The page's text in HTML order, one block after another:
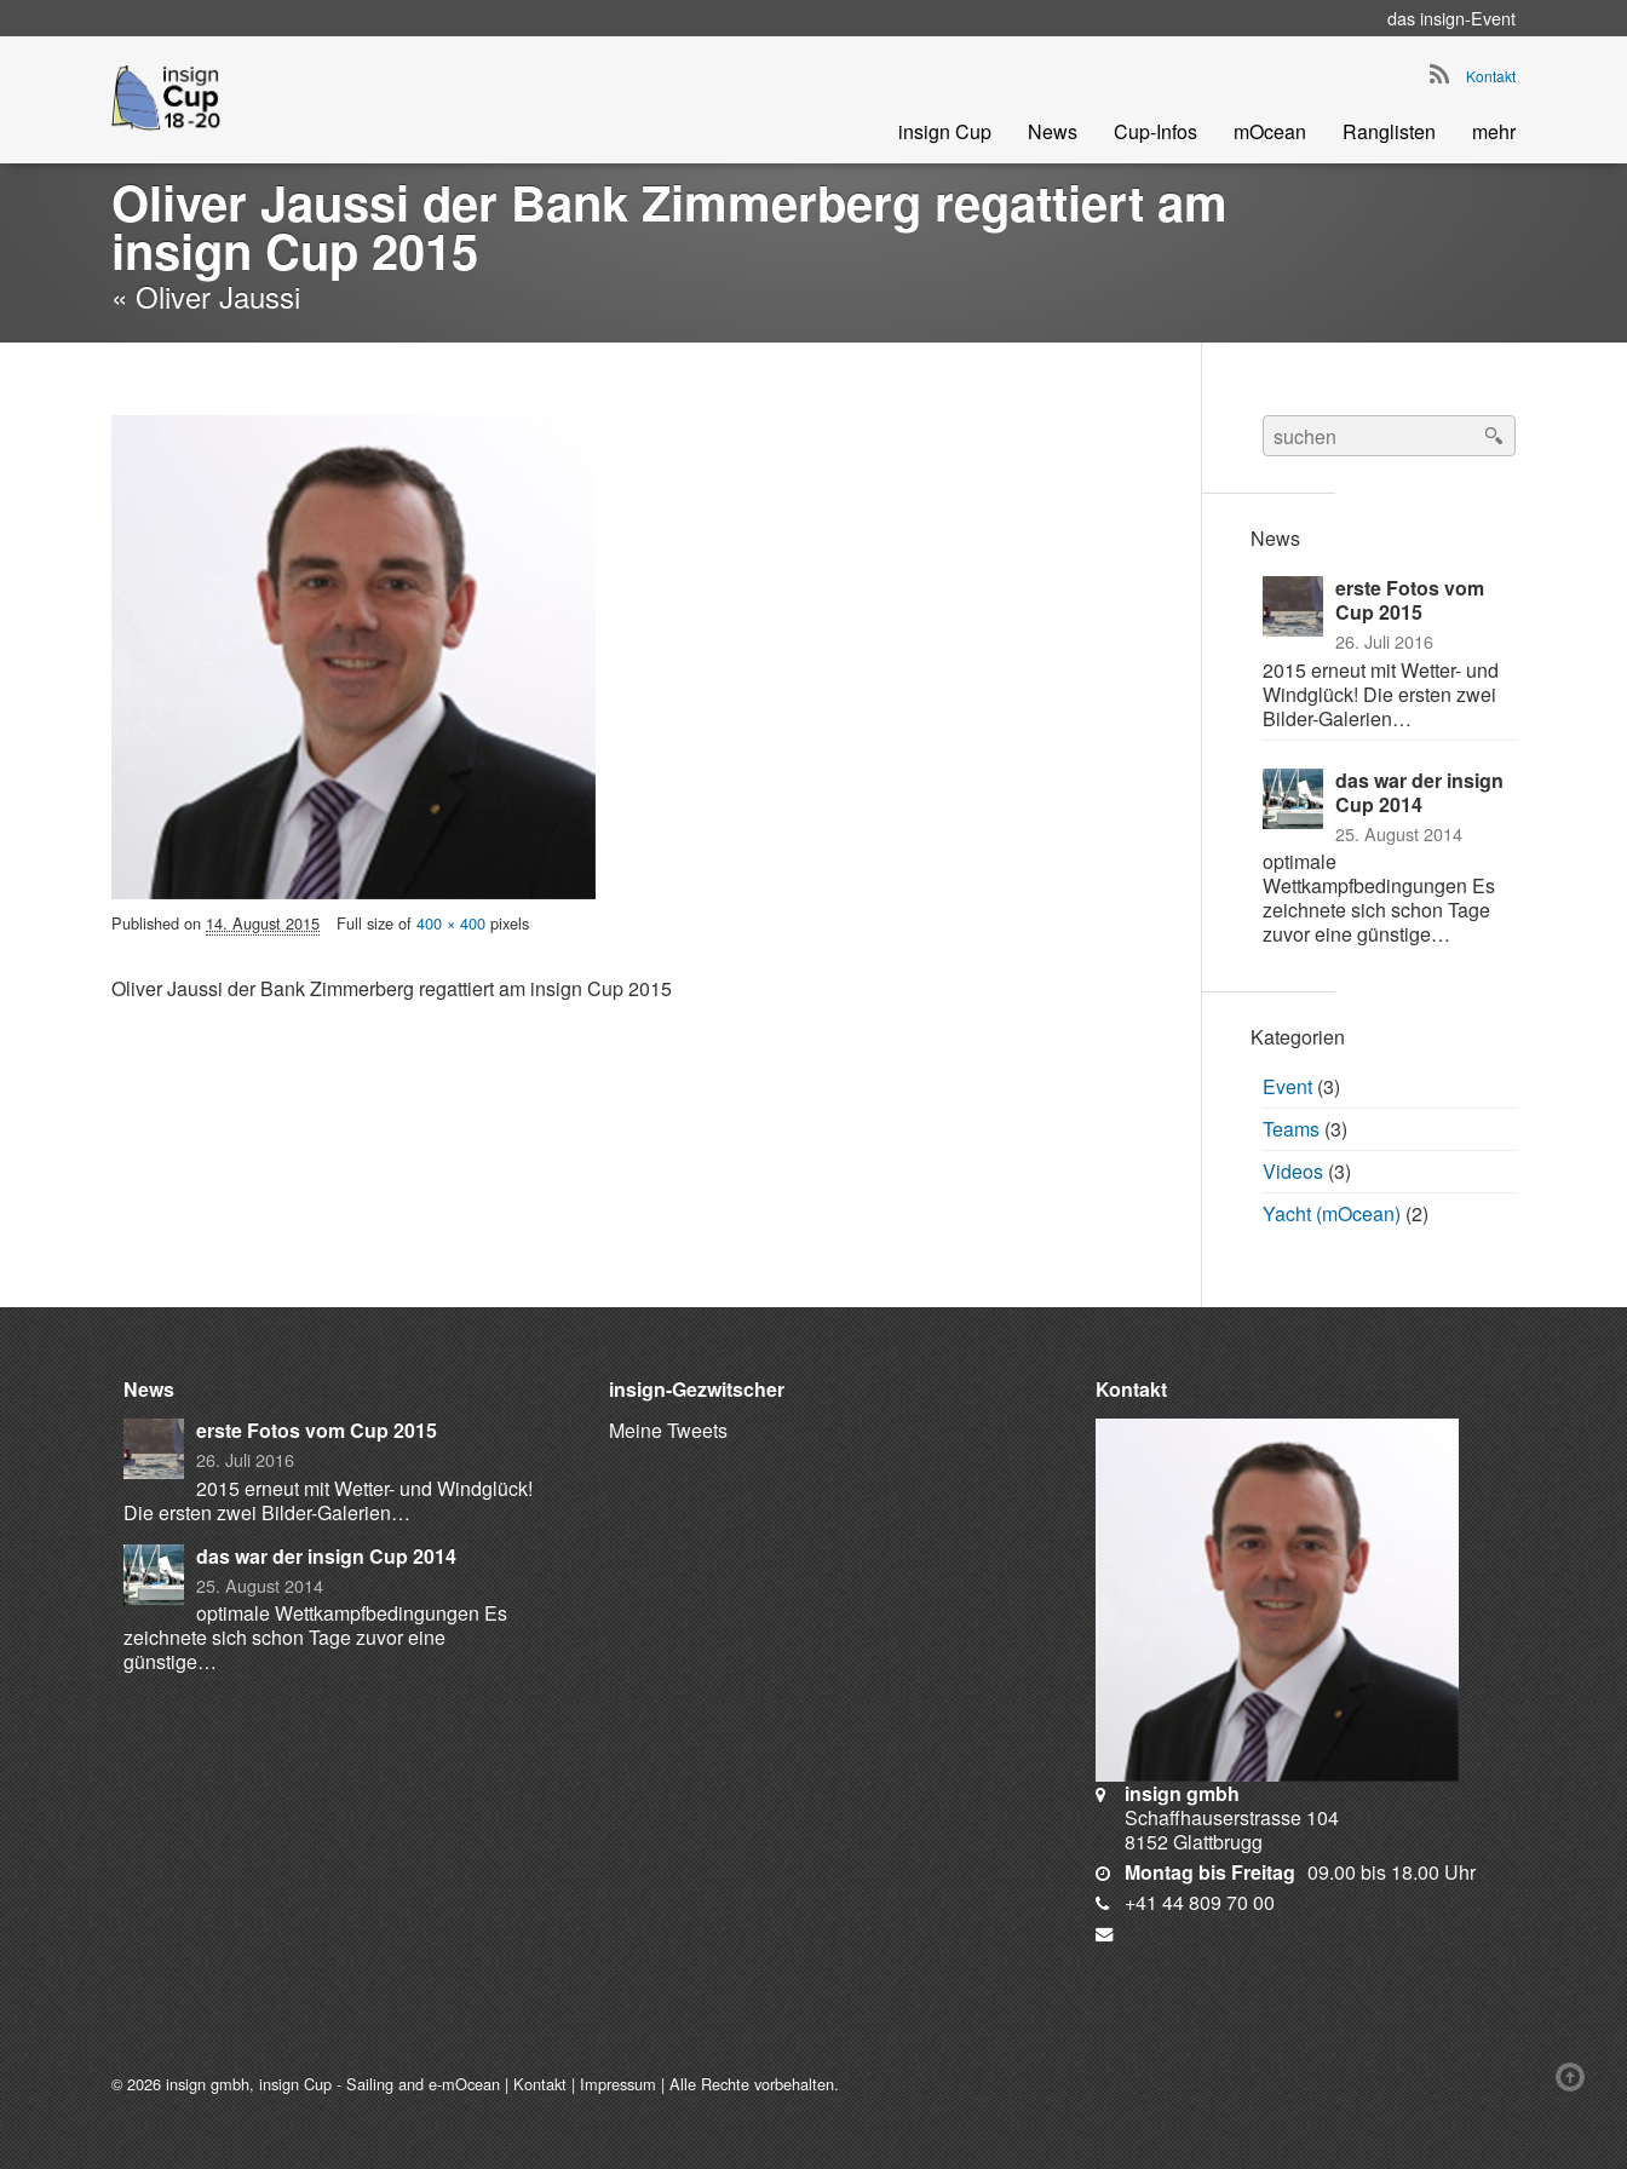
main
navigation
dasinsign-Event
insign Cup
Kontakt
Skip
insign Cup News Cup-Infos mOcean Ranglisten mehr
Oliver Jaussi der Bank Zimmerberg regattiert am
insign Cup 2015
« Oliver Jaussi
Published on 14. August 2015 Full size of 400 × 400 pixels
Oliver Jaussi der Bank Zimmerberg regattiert am insign Cup 2015
Search
for:
News
erste Fotos vom
Cup 2015
26. Juli 2016
2015 erneut mit Wetter- und
Windglück! Die ersten zwei
Bilder-Galerien…
das war der insign
Cup 2014
25. August 2014
optimale
Wettkampfbedingungen Es
zeichnete sich schon Tage
zuvor eine günstige…
Kategorien
Event (3)
Teams (3)
Videos (3)
Yacht (mOcean) (2)
News
erste Fotos vom Cup 2015
26. Juli 2016
2015 erneut mit Wetter- und Windglück!
Die ersten zwei Bilder-Galerien…
das war der insign Cup 2014
25. August 2014
optimale Wettkampfbedingungen Es
zeichnete sich schon Tage zuvor eine
günstige…
insign-Gezwitscher
Meine Tweets
Kontakt
insign gmbh
Schaffhauserstrasse 104
8152 Glattbrugg
Montag bis Freitag 09.00 bis 18.00 Uhr
+41 44 809 70 00
© 2026 insign gmbh, insign Cup - Sailing and e-mOcean |Kontakt | Impressum | Alle Rechte vorbehalten.